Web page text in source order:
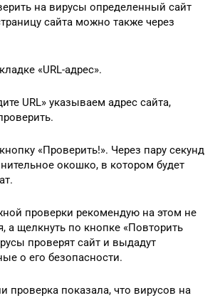
на вирусы определенный сайт
сайта можно также через
«URL-адрес».
URL» указываем адрес сайта,
«Проверить!». Через пару секунд
окошко, в котором будет
проверки рекомендую на этом не
а щелкнуть по кнопке «Повторить
проверят сайт и выдадут
о его безопасности.
проверка показала, что вирусов на